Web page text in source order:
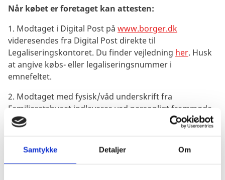
Samtykke Detaljer Om
Når købet er foretaget kan attesten:
1. Modtaget i Digital Post på www.borger.dk
videresendes fra Digital Post direkte til
Legaliseringskontoret. Du finder vejledning her. Husk
at angive købs- eller legaliseringsnummer i
emnefeltet.
2. Modtaget med fysisk/våd underskrift fra
Familieretshuset indleveres ved personligt fremmøde
eller alternativt sendes med fysisk post eller kurer til
eller udprint af fysisk underskrevne bopæls- og
civilstandsattester.